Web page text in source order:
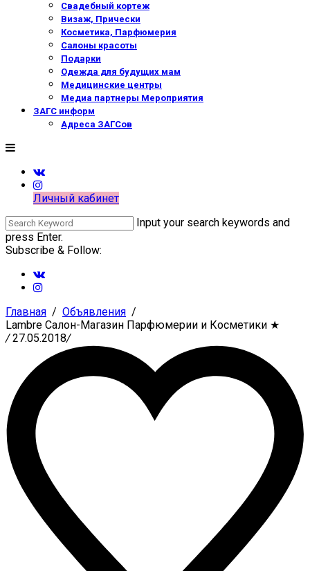
Свадебный кортеж
Визаж, Прически
Косметика, Парфюмерия
Салоны красоты
Подарки
Одежда для будущих мам
Медицинские центры
Медиа партнеры Мероприятия
ЗАГС информ
Адреса ЗАГСов
Личный кабинет
Input your search keywords and
press Enter.
Subscribe & Follow:
Главная
Объявления
Lambre Салон-Магазин Парфюмерии и Косметики ★
/27.05.2018/